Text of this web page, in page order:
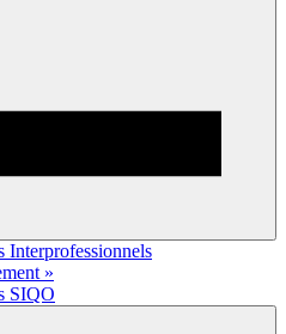
Interprofessionnels
»
SIQO